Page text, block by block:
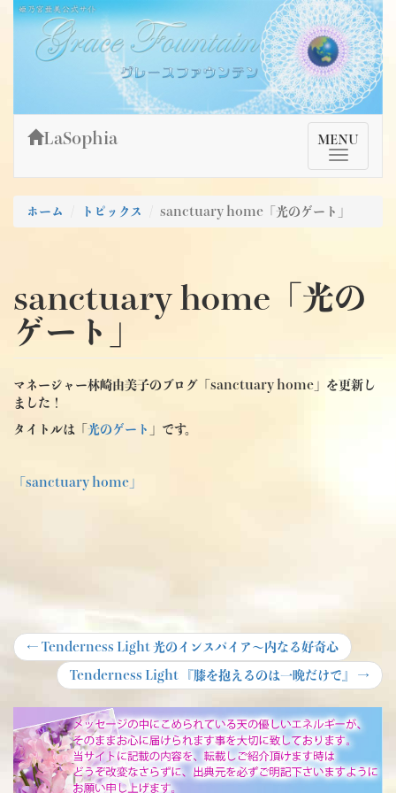
Skip
content
姫乃宮亜美公式サイト～Grace Fountain～
グレースファウンテン
TMenu
MENU
LaSophia
ホーム トピックス sanctuary home「光のゲート」
sanctuary home「光の
ゲート」
マネージャー林崎由美子のブログ「sanctuary home」を更新し
ました！
タイトルは「 光のゲート 」です。
「sanctuary home」
投
ナ
ビ
ゲ
← Previous
post:
Tenderness Light 光のインスパイア～内なる好奇心
Next
post:
Tenderness Light 『膝を抱えるのは一晩だけで』 →